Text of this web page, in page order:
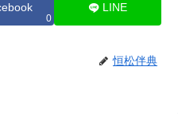
0
LINE
恒松伴典